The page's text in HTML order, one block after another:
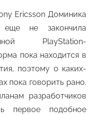
Ericsson Доминика
еще не закончила
PlayStation-
пока находится в
поэтому о каких-
пока говорить рано.
разработчиков
первое подобное